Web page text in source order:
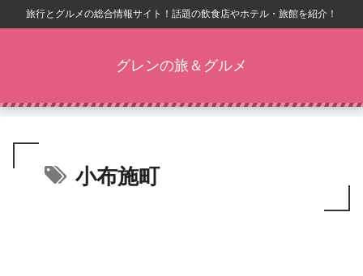
旅行とグルメの総合情報サイト！話題の飲食店やホテル・旅館を紹介！
グレンの旅＆グルメ
小布施町